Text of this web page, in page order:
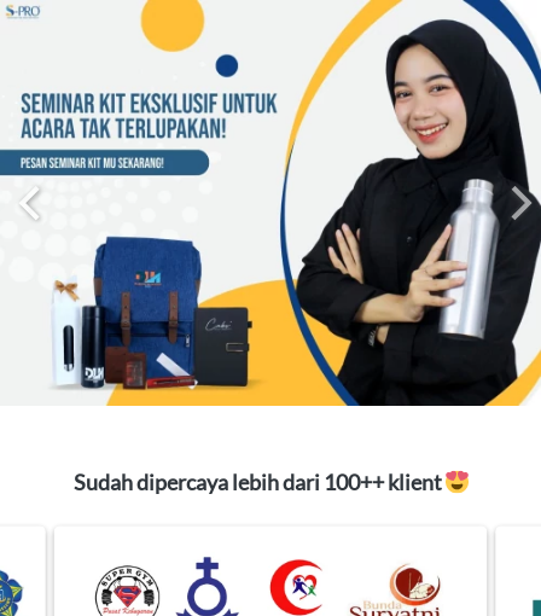
Sudah dipercaya lebih dari 100++ klient